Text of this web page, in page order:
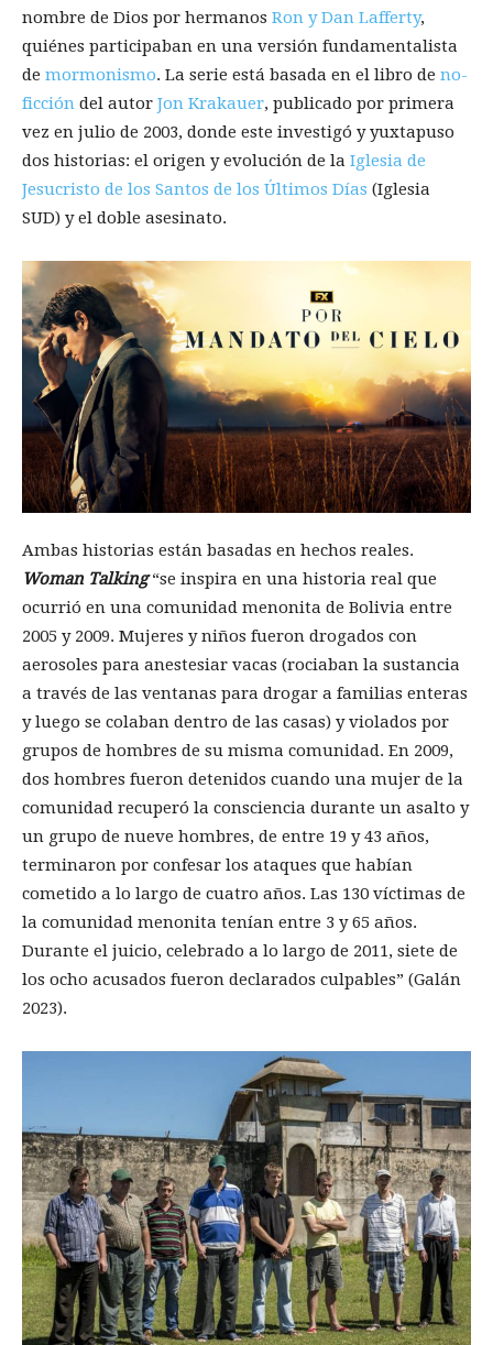
nombre de Dios por hermanos Ron y Dan Lafferty,
quiénes participaban en una versión fundamentalista
de mormonismo. La serie está basada en el libro de no-
ficción del autor Jon Krakauer, publicado por primera
vez en julio de 2003, donde este investigó y yuxtapuso
dos historias: el origen y evolución de la Iglesia de
Jesucristo de los Santos de los Últimos Días (Iglesia
SUD) y el doble asesinato.
Ambas historias están basadas en hechos reales.
Woman Talking“se inspira en una historia real que
ocurrió en una comunidad menonita de Bolivia entre
2005 y 2009. Mujeres y niños fueron drogados con
aerosoles para anestesiar vacas (rociaban la sustancia
a través de las ventanas para drogar a familias enteras
y luego se colaban dentro de las casas) y violados por
grupos de hombres de su misma comunidad. En 2009,
dos hombres fueron detenidos cuando una mujer de la
comunidad recuperó la consciencia durante un asalto y
un grupo de nueve hombres, de entre 19 y 43 años,
terminaron por confesar los ataques que habían
cometido a lo largo de cuatro años. Las 130 víctimas de
la comunidad menonita tenían entre 3 y 65 años.
Durante el juicio, celebrado a lo largo de 2011, siete de
los ocho acusados fueron declarados culpables” (Galán
2023).